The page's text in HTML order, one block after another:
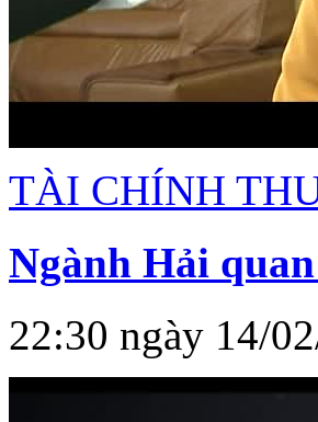
TÀI CHÍNH
Ngành Hải
22:30 ngày 14/